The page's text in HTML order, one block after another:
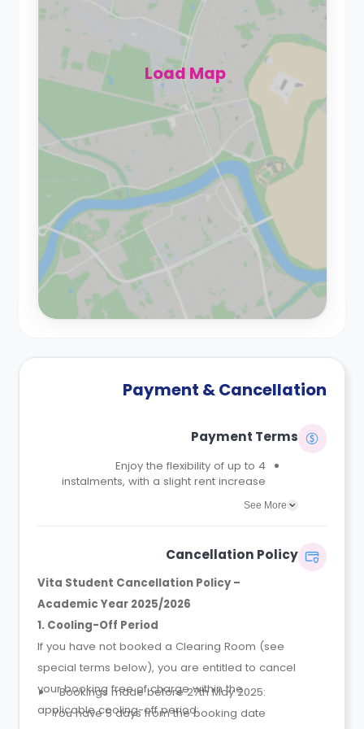
Load Map
Payment & Cancellation
Payment Terms
Enjoy the flexibility of up to 4
instalments, with a slight rent increase
No UK or international guarantor
required upon booking to complete
and secure your booking.
Instalment 1 is due within 48 hours of
making your booking.
See More
Cancellation Policy
Vita Student Cancellation Policy –
Academic Year 2025/2026
1. Cooling-Off Period
If you have not booked a Clearing Room (see
special terms below), you are entitled to cancel
your booking free of charge within the
applicable cooling-off period:
Bookings made before 27th May 2025:
You have 5 days from the booking date